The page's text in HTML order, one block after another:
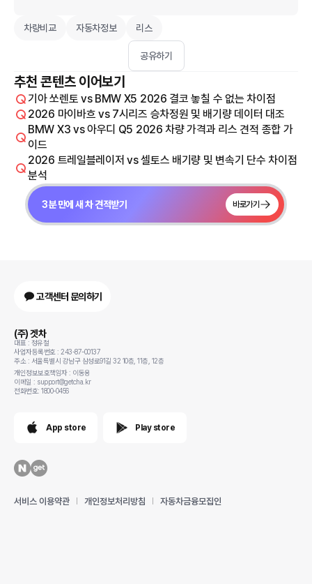
차량비교 자동차정보 리스
공유하기
추천 콘텐츠 이어보기
기아 쏘렌토 vs BMW X5 2026 결코 놓칠 수 없는 차이점
2026 마이바흐 vs 7시리즈 승차정원 및 배기량 데이터 대조
BMW X3 vs 아우디 Q5 2026 차량 가격과 리스 견적 종합 가
이드
2026 트레일블레이저 vs 셀토스 배기량 및 변속기 단수 차이점
분석
3분 만에 새 차 견적받기 바로가기
고객센터 문의하기
(주) 겟차
대표 : 정유철
사업자등록번호 : 243-87-00137
주소 : 서울특별시 강남구 삼성로91길 32 10층, 11층, 12층
개인정보보호책임자 : 이동용
이메일 : support@getcha.kr
전화번호: 1800-0456
App store Play store
서비스 이용약관 개인정보처리방침 자동차금융모집인